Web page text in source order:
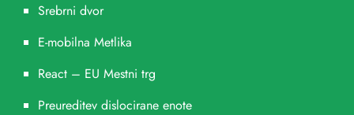
Srebrni dvor
E-mobilna Metlika
React – EU Mestni trg
Preureditev dislocirane enote